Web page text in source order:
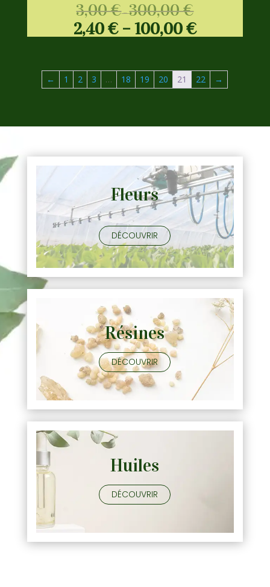
3,00€–300,00€
2,40€– 100,00€
← 1 2 3 … 18 19 20 21 22 →
Fleurs
DÉCOUVRIR
Résines
DÉCOUVRIR
Huiles
DÉCOUVRIR